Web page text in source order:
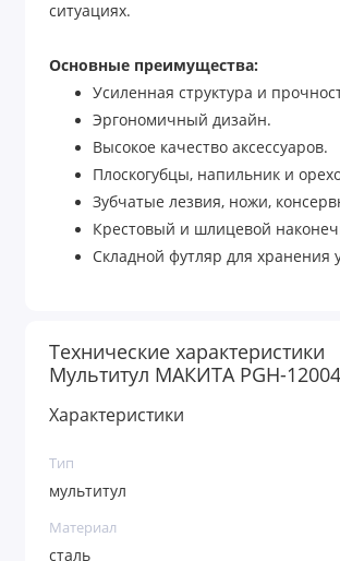
ситуациях.
Основные преимущества:
Усиленная структура и
Эргономичный дизайн.
Высокое качество аксессуаров.
Плоскогубцы, напильник и
Зубчатые лезвия, ножи,
Крестовый и шлицевой
Складной футляр для хранения
Технические характеристики
Мультитул МАКИТА PGH-
Характеристики
Тип
мультитул
Материал
сталь